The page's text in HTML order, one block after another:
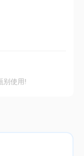
别使用!